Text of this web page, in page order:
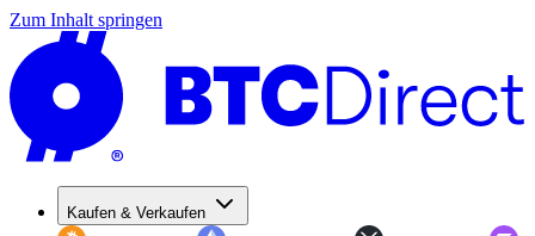
Zum Inhalt springen
Kaufen & Verkaufen